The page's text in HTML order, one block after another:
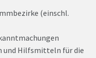
(einschl.
und Hilfsmitteln für die